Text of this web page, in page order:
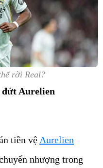
rời Real?
đứt Aurelien
tiền vệ Aurelien
nhượng trong